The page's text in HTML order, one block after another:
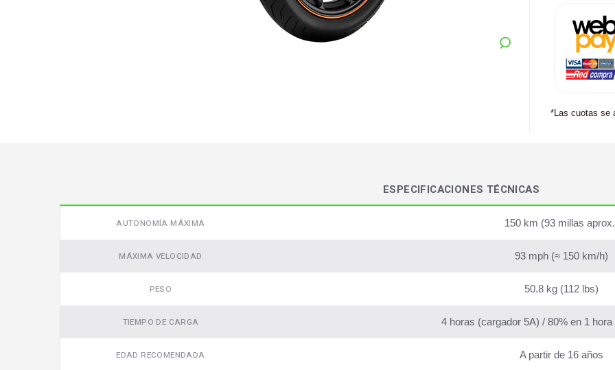
*Las cuotas se
ESPECIFICACIONES TÉCNICAS
AUTONOMÍA MÁXIMA 150 km (93 millas
MÁXIMA VELOCIDAD 93 mph (≈ 150 km/h)
PESO 50.8 kg (112 lbs)
TIEMPO DE CARGA 4 horas (cargador 5A) / 80% en 1
EDAD RECOMENDADA A partir de 16 años